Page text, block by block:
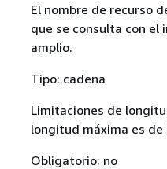
El nombre de recurso
que se consulta con el
amplio.
Tipo: cadena
Limitaciones de
longitud máxima es de
Obligatorio: no